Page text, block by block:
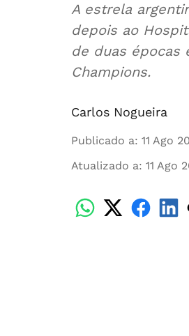
A estrela
depois ao
de duas épocas
Champions.
Carlos Nogueira
Publicado a: 11 Ago
Atualizado a: 11 Ago